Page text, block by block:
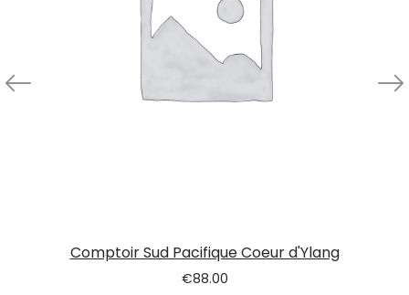
Comptoir Sud Pacifique Coeur d'Ylang
€88.00